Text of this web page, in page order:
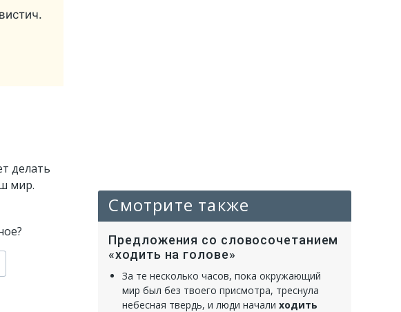
делать
мир.
Смотрите также
Предложения со словосочетанием
«ходить на голове»
За те несколько часов, пока окружающий
мир был без твоего присмотра, треснула
небесная твердь, и люди началиходить